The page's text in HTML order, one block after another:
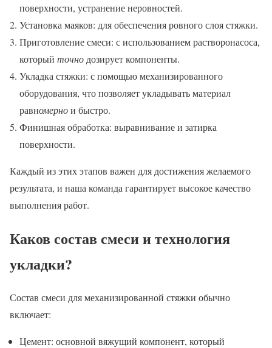
поверхности, устранение неровностей.
Установка маяков: для обеспечения ровного слоя стяжки.
Приготовление смеси: с использованием растворонасоса,
который точно дозирует компоненты.
Укладка стяжки: с помощью механизированного
оборудования, что позволяет укладывать материал
равномернои быстро.
Финишная обработка: выравнивание и затирка
поверхности.
Каждый из этих этапов важен для достижения желаемого
результата, и наша команда гарантирует высокое качество
выполнения работ.
Каков состав смеси и технология
укладки?
Состав смеси для механизированной стяжки обычно
включает:
Цемент: основной вяжущий компонент, который